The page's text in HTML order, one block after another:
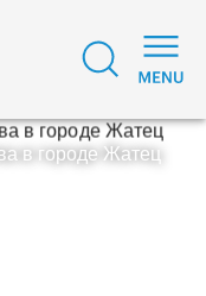
в городе Жатец